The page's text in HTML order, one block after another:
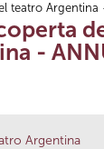
teatro Argentina
-
Argentina